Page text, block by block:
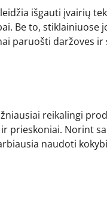
išgauti įvairių
Be to,
paruošti daržoves
reikalingi
prieskoniai. Norint
naudoti